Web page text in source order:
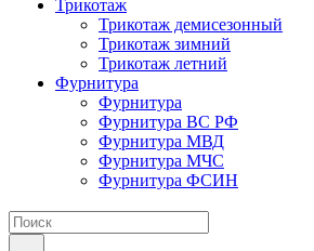
Трикотаж
Трикотаж демисезонный
Трикотаж зимний
Трикотаж летний
Фурнитура
Фурнитура
Фурнитура ВС РФ
Фурнитура МВД
Фурнитура МЧС
Фурнитура ФСИН